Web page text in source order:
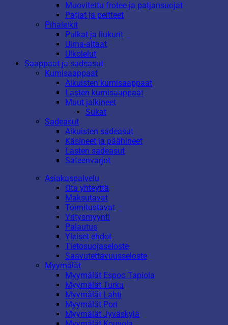
Muovitettu frotee ja patjansuojat
Patjat ja peitteet
Pihaleikit
Pulkat ja liukurit
Uima-altaat
Ulkolelut
Saappaat ja sadeasut
Kumisaappaat
Aikuisten kumisaappaat
Lasten kumisaappaat
Muut jalkineet
Sukat
Sadeasut
Aikuisten sadeasut
Käsineet ja päähineet
Lasten sadeasut
Sateenvarjot
Asiakaspalvelu
Ota yhteyttä
Maksutavat
Toimitustavat
Yritysmyynti
Palautus
Yleiset ehdot
Tietosuojaseloste
Saavutettavuusseloste
Myymälät
Myymälät Espoo Tapiola
Myymälät Turku
Myymälät Lahti
Myymälät Pori
Myymälät Jyväskylä